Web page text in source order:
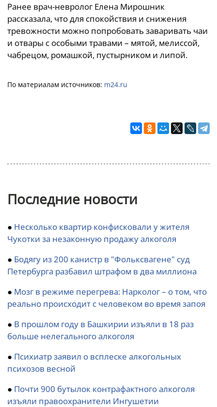
Ранее врач-невролог Елена Мирошник
рассказала, что для спокойствия и снижения
тревожности можно попробовать заваривать чаи
и отвары с особыми травами – мятой, мелиссой,
чабрецом, ромашкой, пустырником и липой.
По материалам источников: m24.ru
Последние новости
● Несколько квартир конфисковали у жителя
Чукотки за незаконную продажу алкоголя
● Бодягу из 200 канистр в "Фольксвагене" суд
Петербурга разбавил штрафом в два миллиона
● Мозг в режиме перегрева: Нарколог – о том, что
реально происходит с человеком во время запоя
● В прошлом году в Башкирии изъяли в 18 раз
больше нелегального алкоголя
● Психиатр заявил о всплеске алкогольных
психозов весной
● Почти 900 бутылок контрафактного алкоголя
изъяли правоохранители Ингушетии